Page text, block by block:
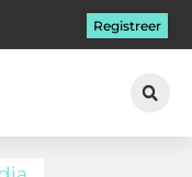
Registreer